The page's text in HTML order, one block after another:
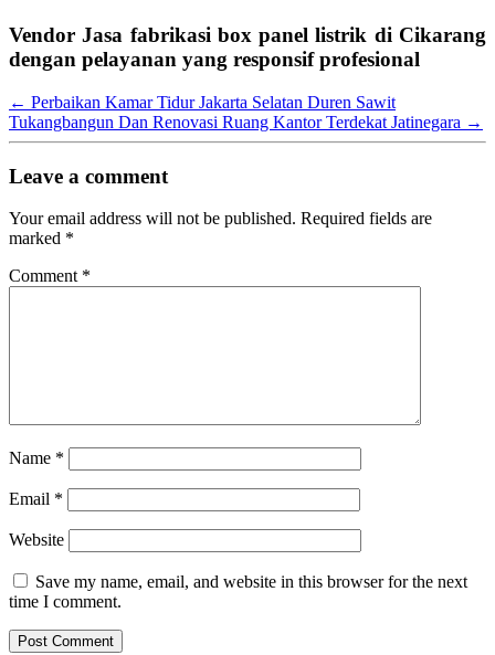
Vendor Jasa fabrikasi box panel listrik di Cikarang
dengan pelayanan yang responsif profesional
← Perbaikan Kamar Tidur Jakarta Selatan Duren Sawit
Tukangbangun Dan Renovasi Ruang Kantor Terdekat Jatinegara →
Leave a comment
Your email address will not be published. Required fields are
marked *
Comment *
Name *
Email *
Website
Save my name, email, and website in this browser for the next
time I comment.